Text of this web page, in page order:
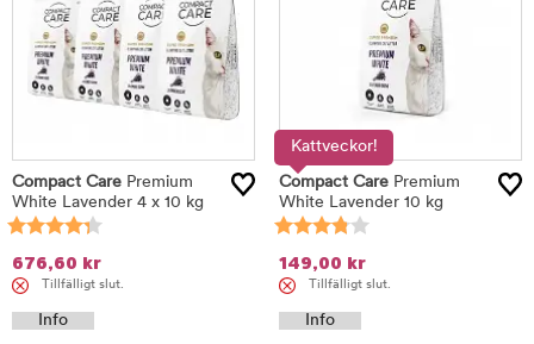
Compact Care Premium
White Lavender 4 x 10 kg
676,60 kr
Tillfälligt slut.
Info
Kattveckor!
Compact Care Premium
White Lavender 10 kg
149,00 kr
Tillfälligt slut.
Info